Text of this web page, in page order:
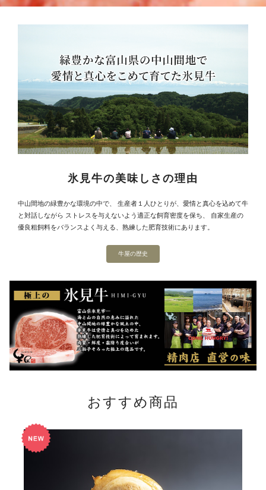
氷見牛の美味しさの理由
中山間地の緑豊かな環境の中で、 生産者１人ひとりが、愛情と真心を込めて牛
と対話しながら ストレスを与えないよう適正な飼育密度を保ち、 自家生産の
優良粗飼料をバランスよく与える、熟練した肥育技術にあります。
牛屋の歴史
おすすめ商品